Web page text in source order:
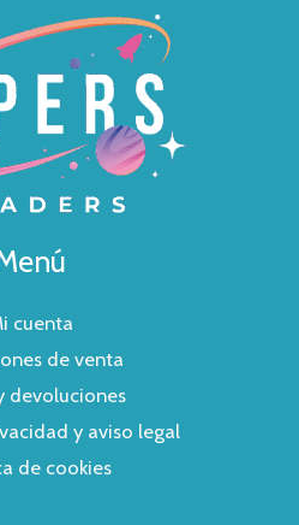
cuenta
de venta
devoluciones
y aviso legal
de cookies